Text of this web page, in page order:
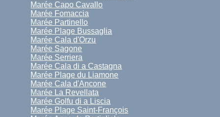
Marée Capo Cavallo
Marée Fomaccia
Marée Partinello
Marée Plage Bussaglia
Marée Cala d'Orzu
Marée Sagone
Marée Serriera
Marée Cala di a Castagna
Marée Plage du Liamone
Marée Cala d'Ancone
Marée La Revellata
Marée Golfu di a Liscia
Marée Plage Saint-François